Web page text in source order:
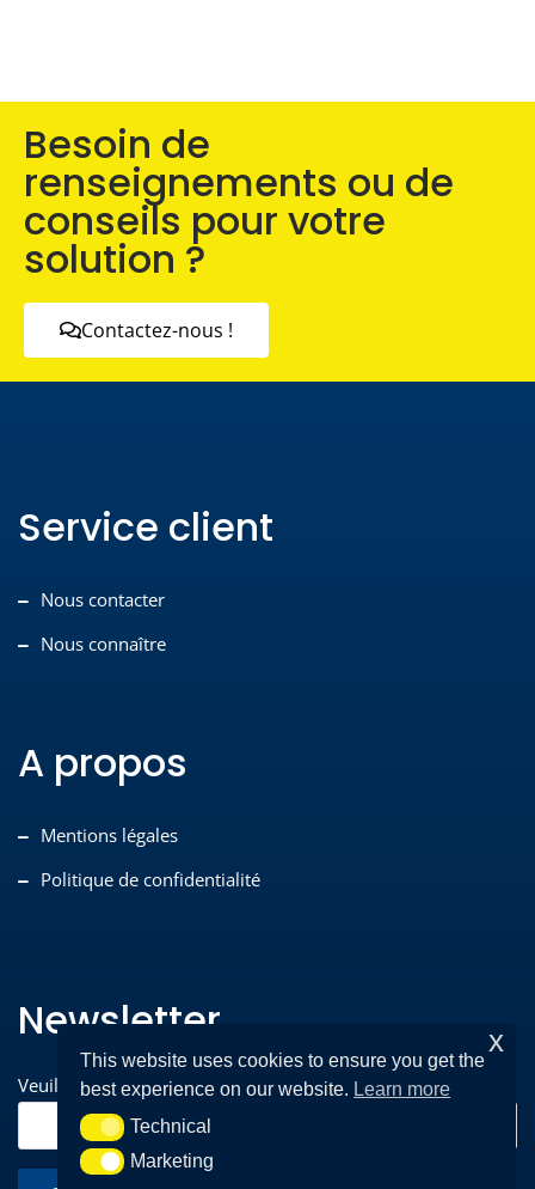
Besoin de
renseignements ou de
conseils pour votre
solution ?
Contactez-nous !
Service client
Nous contacter
Nous connaître
A propos
Mentions légales
Politique de confidentialité
Newsletter
Veuillez entrer votre adresse e-mail pour vous inscrire*
This website uses cookies to ensure you get the
best experience on our website. Learn more
TechnicalTechnical
MarketingMarketing
x